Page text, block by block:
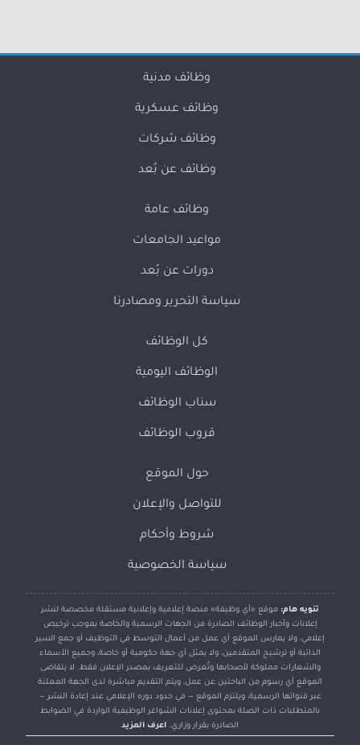
وظائف مدنية
وظائف عسكرية
وظائف شركات
وظائف عن بُعد
وظائف عامة
مواعيد الجامعات
دورات عن بُعد
سياسة التحرير ومصادرنا
كل الوظائف
الوظائف اليومية
سناب الوظائف
قروب الوظائف
حول الموقع
للتواصل والإعلان
شروط وأحكام
سياسة الخصوصية
تنويه هام: موقع «أي وظيفة» منصة إعلامية وإعلانية مستقلة مخصصة لنشر
إعلانات وأخبار الوظائف الصادرة من الجهات الرسمية والخاصة بموجب ترخيص
إعلامي، ولا يمارس الموقع أي عمل من أعمال التوسط في التوظيف أو جمع السير
الذاتية أو ترشيح المتقدمين، ولا يمثل أي جهة حكومية أو خاصة، وجميع الأسماء
والشعارات مملوكة لأصحابها وتُعرض للتعريف بمصدر الإعلان فقط. لا يتقاضى
الموقع أي رسوم من الباحثين عن عمل، ويتم التقديم مباشرة لدى الجهة المعلنة
عبر قنواتها الرسمية، ويلتزم الموقع — في حدود دوره الإعلامي عند إعادة النشر —
بالمتطلبات ذات الصلة بمحتوى إعلانات الشواغر الوظيفية الواردة في الضوابط
الصادرة بقرار وزاري. اعرف المزيد